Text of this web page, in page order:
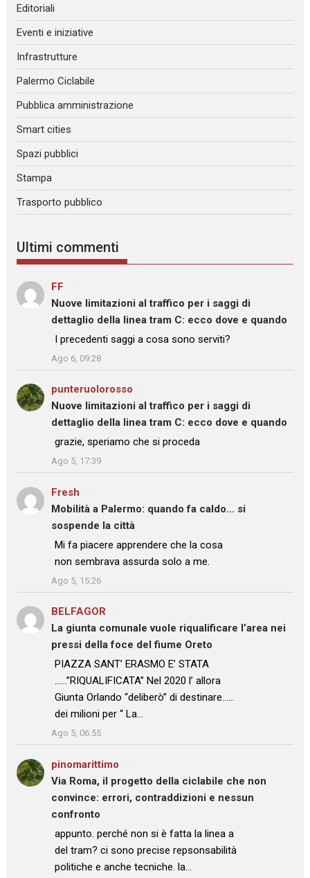
Editoriali
Eventi e iniziative
Infrastrutture
Palermo Ciclabile
Pubblica amministrazione
Smart cities
Spazi pubblici
Stampa
Trasporto pubblico
Ultimi commenti
FF
Nuove limitazioni al traffico per i saggi di
dettaglio della linea tram C: ecco dove e quando
: “I precedenti saggi a cosa sono serviti?
Ago 6, 09:28
punteruolorosso
Nuove limitazioni al traffico per i saggi di
dettaglio della linea tram C: ecco dove e quando
: “
grazie, speriamo che si proceda
”
Ago 5, 17:39
Fresh
Mobilità a Palermo: quando fa caldo… si
sospende la città
: “
Mi fa piacere apprendere che la cosa
non sembrava assurda solo a me.
”
Ago 5, 15:26
BELFAGOR
La giunta comunale vuole riqualificare l’area nei
pressi della foce del fiume Oreto
: “PIAZZA SANT’ ERASMO E’ STATA
……”RIQUALIFICATA” Nel 2020 l’ allora
Giunta Orlando “deliberò” di destinare……
dei milioni per “ La…
”
Ago 5, 06:55
pinomarittimo
Via Roma, il progetto della ciclabile che non
convince: errori, contraddizioni e nessun
confronto
: “
appunto. perché non si è fatta la linea a
del tram? ci sono precise repsonsabilità
politiche e anche tecniche. la…
”